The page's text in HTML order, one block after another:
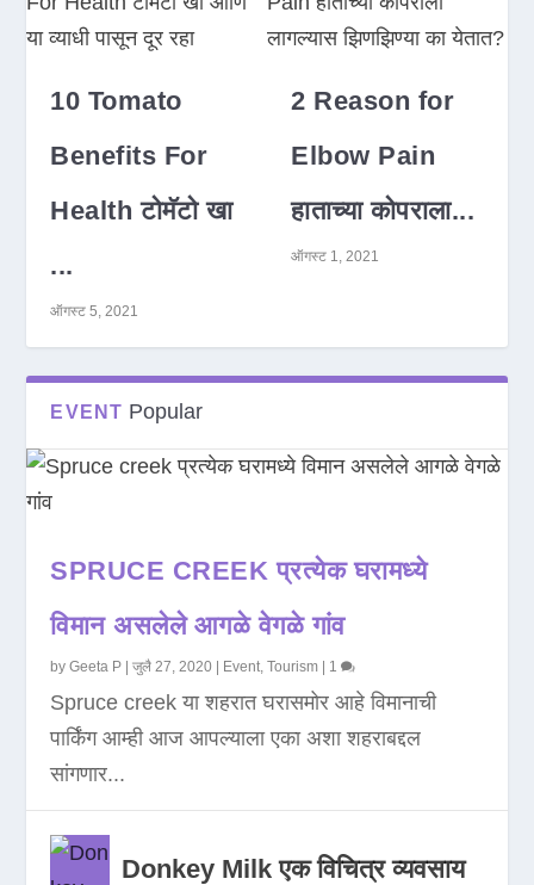
10 Tomato
Benefits For
Health टोमॅटो खा
...
ऑगस्ट 5, 2021
2 Reason for
Elbow Pain
हाताच्या कोपराला...
ऑगस्ट 1, 2021
EVENT Popular
SPRUCE CREEK प्रत्येक घरामध्ये
विमान असलेले आगळे वेगळे गांव
byGeeta P |जुलै 27, 2020 Event,Tourism 1
Spruce creek या शहरात घरासमोर आहे विमानाची
पार्किंग आम्ही आज आपल्याला एका अशा शहराबद्दल
सांगणार...
Donkey Milk एक विचित्र व्यवसाय